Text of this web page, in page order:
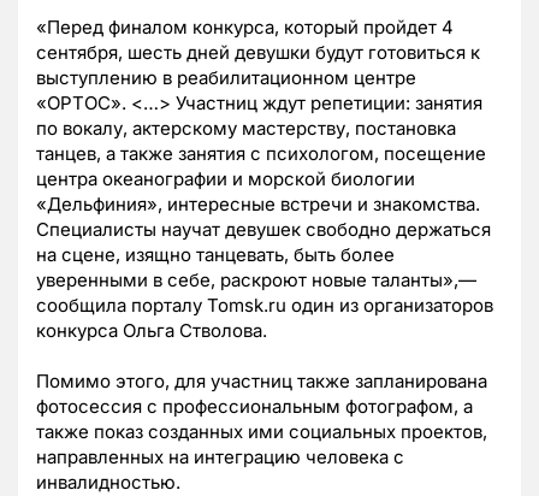
«Перед финалом конкурса, который пройдет 4
сентября, шесть дней девушки будут готовиться к
выступлению в реабилитационном центре
«ОРТОС». <…> Участниц ждут репетиции: занятия
по вокалу, актерскому мастерству, постановка
танцев, а также занятия с психологом, посещение
центра океанографии и морской биологии
«Дельфиния», интересные встречи и знакомства.
Специалисты научат девушек свободно держаться
на сцене, изящно танцевать, быть более
уверенными в себе, раскроют новые таланты»,—
сообщила порталу Tomsk.ru один из организаторов
конкурса Ольга Стволова.
Помимо этого, для участниц также запланирована
фотосессия с профессиональным фотографом, а
также показ созданных ими социальных проектов,
направленных на интеграцию человека с
инвалидностью.